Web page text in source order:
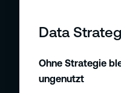
Data
Ohne Strategie
ungenutzt